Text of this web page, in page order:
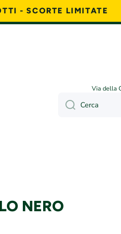
- SCORTE LIMITATE
Via della
Cerca
NERO